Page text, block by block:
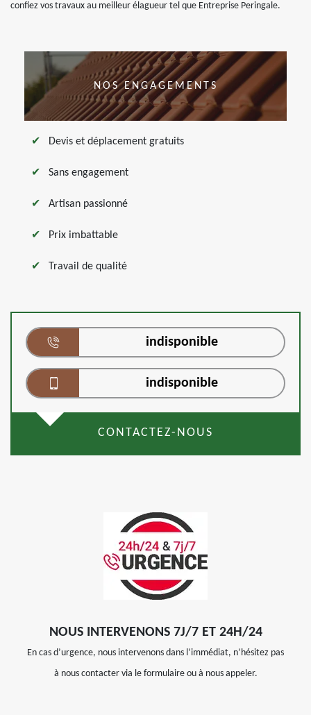
confiez vos travaux au meilleur élagueur tel que Entreprise Peringale.
NOS ENGAGEMENTS
Devis et déplacement gratuits
Sans engagement
Artisan passionné
Prix imbattable
Travail de qualité
indisponible
indisponible
CONTACTEZ-NOUS
NOUS INTERVENONS 7J/7 ET 24H/24
En cas d’urgence, nous intervenons dans l’immédiat, n’hésitez pas
à nous contacter via le formulaire ou à nous appeler.